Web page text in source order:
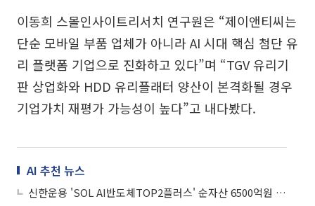
이동희 스몰인사이트리서치 연구원은 “제이앤티씨는
단순 모바일 부품 업체가 아니라 AI 시대 핵심 첨단 유
리 플랫폼 기업으로 진화하고 있다”며 “TGV 유리기
판 상업화와 HDD 유리플래터 양산이 본격화될 경우
기업가치 재평가 가능성이 높다”고 내다봤다.
AI 추천 뉴스
신한운용 'SOL AI반도체TOP2플러스' 순자산 6500억원 돌파